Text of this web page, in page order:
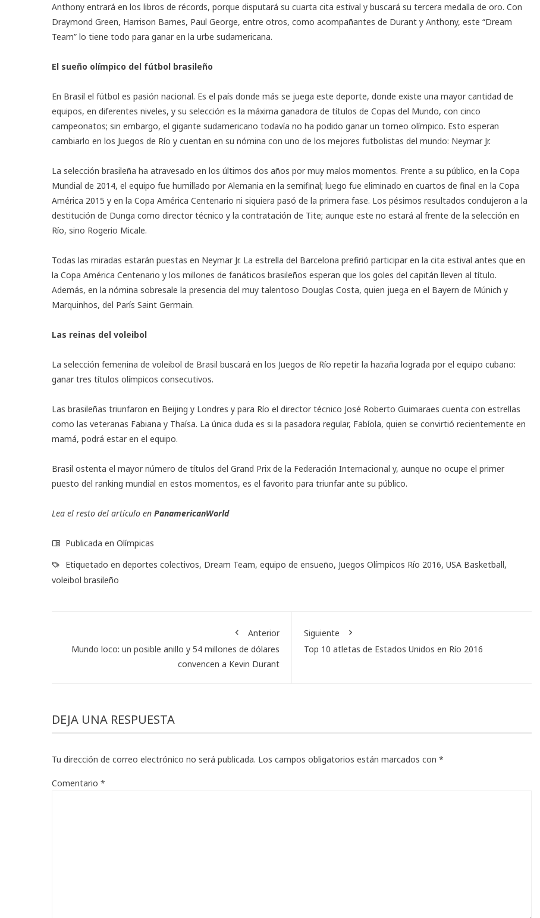
Anthony entrará en los libros de récords, porque disputará su cuarta cita estival y buscará su tercera medalla de oro. Con
Draymond Green, Harrison Barnes, Paul George, entre otros, como acompañantes de Durant y Anthony, este “Dream
Team” lo tiene todo para ganar en la urbe sudamericana.
El sueño olímpico del fútbol brasileño
En Brasil el fútbol es pasión nacional. Es el país donde más se juega este deporte, donde existe una mayor cantidad de
equipos, en diferentes niveles, y su selección es la máxima ganadora de títulos de Copas del Mundo, con cinco
campeonatos; sin embargo, el gigante sudamericano todavía no ha podido ganar un torneo olímpico. Esto esperan
cambiarlo en los Juegos de Río y cuentan en su nómina con uno de los mejores futbolistas del mundo: Neymar Jr.
La selección brasileña ha atravesado en los últimos dos años por muy malos momentos. Frente a su público, en la Copa
Mundial de 2014, el equipo fue humillado por Alemania en la semifinal; luego fue eliminado en cuartos de final en la Copa
América 2015 y en la Copa América Centenario ni siquiera pasó de la primera fase. Los pésimos resultados condujeron a la
destitución de Dunga como director técnico y la contratación de Tite; aunque este no estará al frente de la selección en
Río, sino Rogerio Micale.
Todas las miradas estarán puestas en Neymar Jr. La estrella del Barcelona prefirió participar en la cita estival antes que en
la Copa América Centenario y los millones de fanáticos brasileños esperan que los goles del capitán lleven al título.
Además, en la nómina sobresale la presencia del muy talentoso Douglas Costa, quien juega en el Bayern de Múnich y
Marquinhos, del París Saint Germain.
Las reinas del voleibol
La selección femenina de voleibol de Brasil buscará en los Juegos de Río repetir la hazaña lograda por el equipo cubano:
ganar tres títulos olímpicos consecutivos.
Las brasileñas triunfaron en Beijing y Londres y para Río el director técnico José Roberto Guimaraes cuenta con estrellas
como las veteranas Fabiana y Thaísa. La única duda es si la pasadora regular, Fabíola, quien se convirtió recientemente en
mamá, podrá estar en el equipo.
Brasil ostenta el mayor número de títulos del Grand Prix de la Federación Internacional y, aunque no ocupe el primer
puesto del ranking mundial en estos momentos, es el favorito para triunfar ante su público.
Lea el resto del artículo en PanamericanWorld
Publicada en Olímpicas
Etiquetado en deportes colectivos, Dream Team, equipo de ensueño, Juegos Olímpicos Río 2016, USA Basketball,
voleibol brasileño
Anterior
Mundo loco: un posible anillo y 54 millones de dólares
convencen a Kevin Durant
Siguiente
Top 10 atletas de Estados Unidos en Río 2016
DEJA UNA RESPUESTA
Tu dirección de correo electrónico no será publicada. Los campos obligatorios están marcados con *
Comentario *